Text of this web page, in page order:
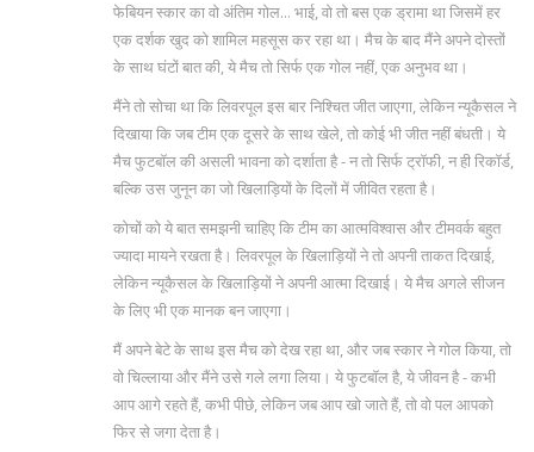
फेबियन स्कार का वो अंतिम गोल... भाई, वो तो बस एक ड्रामा था जिसमें हर
एक दर्शक खुद को शामिल महसूस कर रहा था। मैच के बाद मैंने अपने दोस्तों
के साथ घंटों बात की, ये मैच तो सिर्फ एक गोल नहीं, एक अनुभव था।
मैंने तो सोचा था कि लिवरपूल इस बार निश्चित जीत जाएगा, लेकिन न्यूकैसल ने
दिखाया कि जब टीम एक दूसरे के साथ खेले, तो कोई भी जीत नहीं बंधती। ये
मैच फुटबॉल की असली भावना को दर्शाता है - न तो सिर्फ ट्रॉफी, न ही रिकॉर्ड,
बल्कि उस जुनून का जो खिलाड़ियों के दिलों में जीवित रहता है।
कोचों को ये बात समझनी चाहिए कि टीम का आत्मविश्वास और टीमवर्क बहुत
ज्यादा मायने रखता है। लिवरपूल के खिलाड़ियों ने तो अपनी ताकत दिखाई,
लेकिन न्यूकैसल के खिलाड़ियों ने अपनी आत्मा दिखाई। ये मैच अगले सीजन
के लिए भी एक मानक बन जाएगा।
मैं अपने बेटे के साथ इस मैच को देख रहा था, और जब स्कार ने गोल किया, तो
वो चिल्लाया और मैंने उसे गले लगा लिया। ये फुटबॉल है, ये जीवन है - कभी
आप आगे रहते हैं, कभी पीछे, लेकिन जब आप खो जाते हैं, तो वो पल आपको
फिर से जगा देता है।